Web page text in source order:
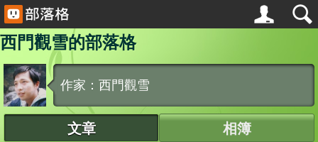
西門觀雪的部落格
作家：西門觀雪
文章 相簿